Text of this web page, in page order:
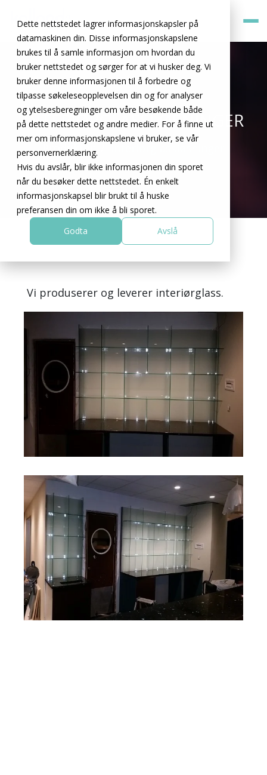
Dette nettstedet lagrer informasjonskapsler på
datamaskinen din. Disse informasjonskapslene
brukes til å samle informasjon om hvordan du
bruker nettstedet og sørger for at vi husker deg. Vi
bruker denne informasjonen til å forbedre og
tilpasse søkeleseopplevelsen din og for analyser
og ytelsesberegninger om våre besøkende både
på dette nettstedet og andre medier. For å finne ut
mer om informasjonskapslene vi bruker, se vår
personvernerklæring.
Hvis du avslår, blir ikke informasjonen din sporet
når du besøker dette nettstedet. Én enkelt
informasjonskapsel blir brukt til å huske
preferansen din om ikke å bli sporet.
Godta
Avslå
INTERIØRGLASSLØSNINGER
Produkter Interiørglassløsninger
Vi produserer og leverer interiørglass.